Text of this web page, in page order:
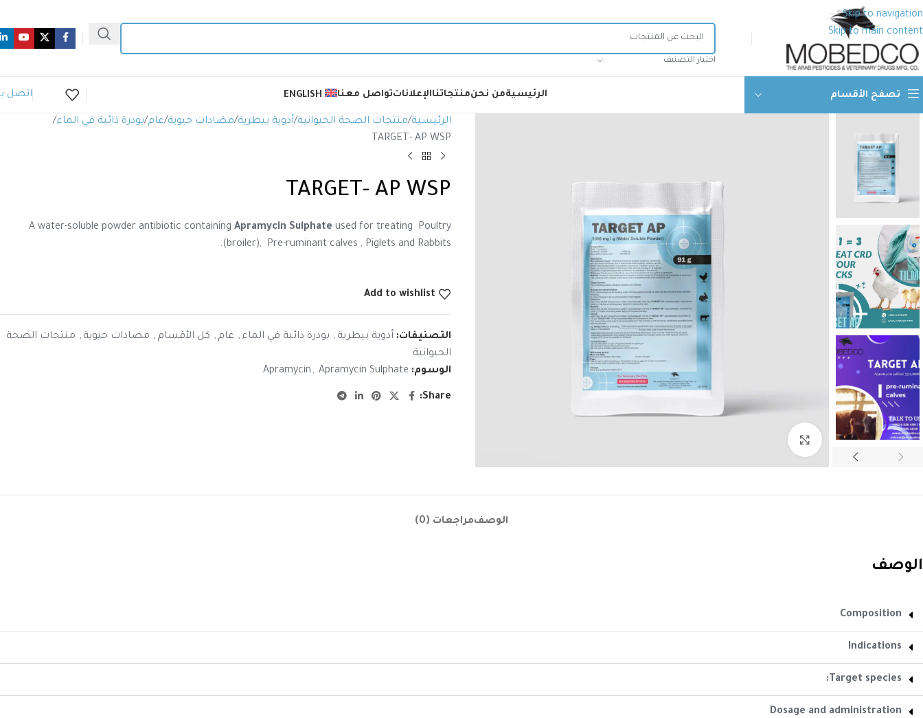
Skip to navigation
Skip to main content
اختيار التصنيف
تصفح الأقسام الرئيسيةمن نحنمنتجاتناالإعلاناتتواصل معنا ENGLISH اتصل
الرئيسية منتجات الصحة الحيوانية أدوية بيطرية مضادات حيوية عام بودرة ذائبة في الماء
TARGET- AP WSP
TARGET- AP WSP
A water-soluble powder antibiotic containing Apramycin Sulphate used for treating Poultry
(broiler), Pre-ruminant calves , Piglets and Rabbits.
Add to wishlist
التصنيفات: أدوية بيطرية , بودرة ذائبة في الماء , عام , كل الأقسام , مضادات حيوية , منتجات الصحة
الحيوانية
الوسوم:
Apramycin, Apramycin Sulphate
Share:
الوصفمراجعات (0)
الوصف
Composition
Indications
Target species:
Dosage and administration